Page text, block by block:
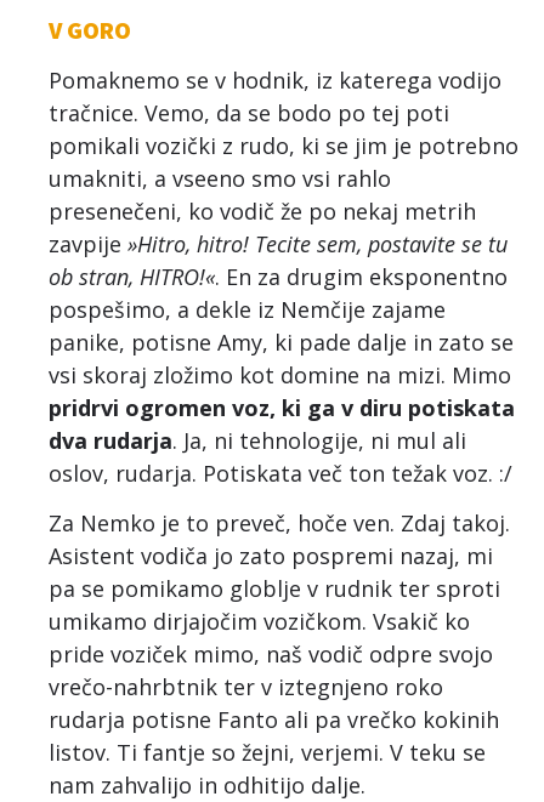
V GORO
Pomaknemo se v hodnik, iz katerega vodijo
tračnice. Vemo, da se bodo po tej poti
pomikali vozički z rudo, ki se jim je potrebno
umakniti, a vseeno smo vsi rahlo
presenečeni, ko vodič že po nekaj metrih
zavpije »Hitro, hitro! Tecite sem, postavite se tu
ob stran, HITRO!«. En za drugim eksponentno
pospešimo, a dekle iz Nemčije zajame
panike, potisne Amy, ki pade dalje in zato se
vsi skoraj zložimo kot domine na mizi. Mimo
pridrvi ogromen voz, ki ga v diru potiskata
dva rudarja. Ja, ni tehnologije, ni mul ali
oslov, rudarja. Potiskata več ton težak voz. :/
Za Nemko je to preveč, hoče ven. Zdaj takoj.
Asistent vodiča jo zato pospremi nazaj, mi
pa se pomikamo globlje v rudnik ter sproti
umikamo dirjajočim vozičkom. Vsakič ko
pride voziček mimo, naš vodič odpre svojo
vrečo-nahrbtnik ter v iztegnjeno roko
rudarja potisne Fanto ali pa vrečko kokinih
listov. Ti fantje so žejni, verjemi. V teku se
nam zahvalijo in odhitijo dalje.